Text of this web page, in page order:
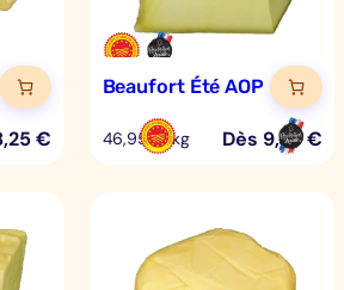
€
Beaufort Été AOP
46,95 €/kg Dès 9,39€